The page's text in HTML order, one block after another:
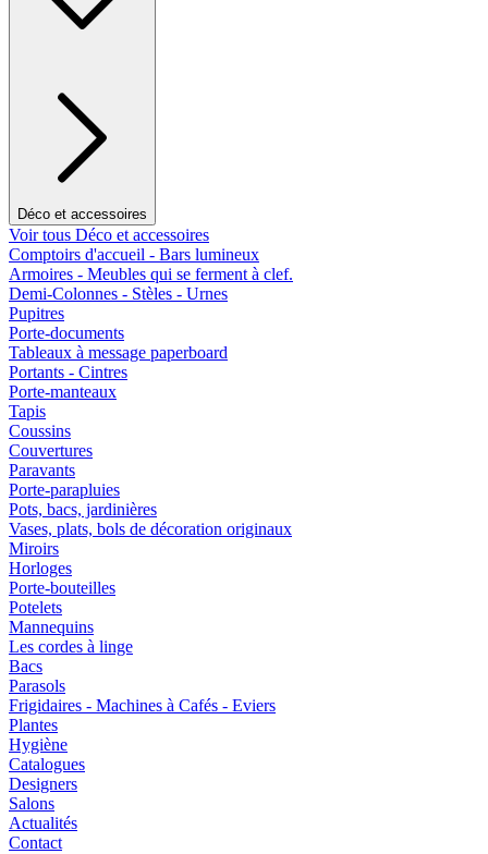
Déco et accessoires
Voir tous Déco et accessoires
Comptoirs d'accueil - Bars lumineux
Armoires - Meubles qui se ferment à clef.
Demi-Colonnes - Stèles - Urnes
Pupitres
Porte-documents
Tableaux à message paperboard
Portants - Cintres
Porte-manteaux
Tapis
Coussins
Couvertures
Paravants
Porte-parapluies
Pots, bacs, jardinières
Vases, plats, bols de décoration originaux
Miroirs
Horloges
Porte-bouteilles
Potelets
Mannequins
Les cordes à linge
Bacs
Parasols
Frigidaires - Machines à Cafés - Eviers
Plantes
Hygiène
Catalogues
Designers
Salons
Actualités
Contact